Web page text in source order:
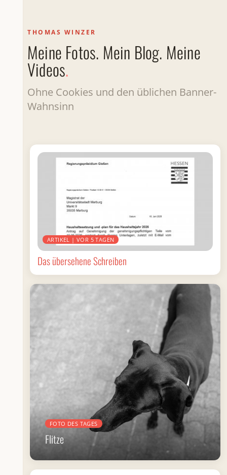
THOMAS WINZER
Meine Fotos. Mein Blog. Meine
Videos.
Ohne Cookies und den üblichen Banner-
Wahnsinn
ARTIKEL | VOR 5 TAGEN
Das übersehene Schreiben
FOTO DES TAGES
Flitze